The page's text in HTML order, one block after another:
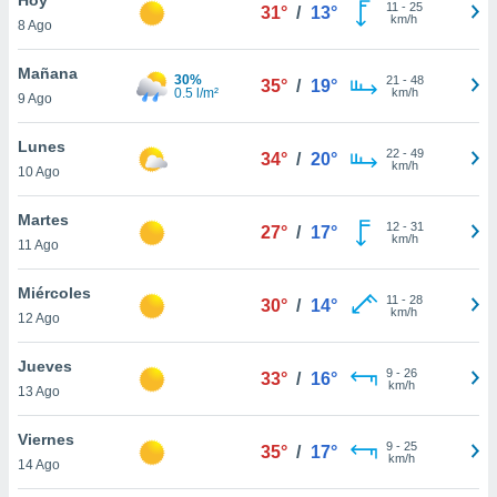
en
más
nuestra
de
cookies
aceptar
8 Ago
31° / 13° 11 - 25
km/h
Mañana
9 Ago
30%
0.5 l/m²
35° / 19° 21 - 48
km/h
Lunes
10 Ago
34° / 20° 22- 49
km/h
Martes
11 Ago
27° / 17° 12- 31
km/h
Miércoles
12 Ago
30° / 14° 11 - 28
km/h
Jueves
13 Ago
33° / 16° 9- 26
km/h
Viernes
14 Ago
35° / 17° 9- 25
km/h